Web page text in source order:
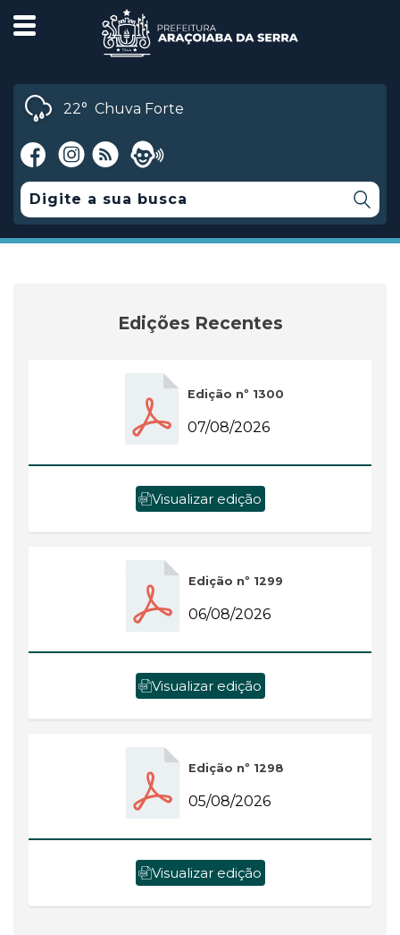
22° Chuva Forte
Edições Recentes
Edição nº 1300
07/08/2026
Visualizar edição
Edição nº 1299
06/08/2026
Visualizar edição
Edição nº 1298
05/08/2026
Visualizar edição